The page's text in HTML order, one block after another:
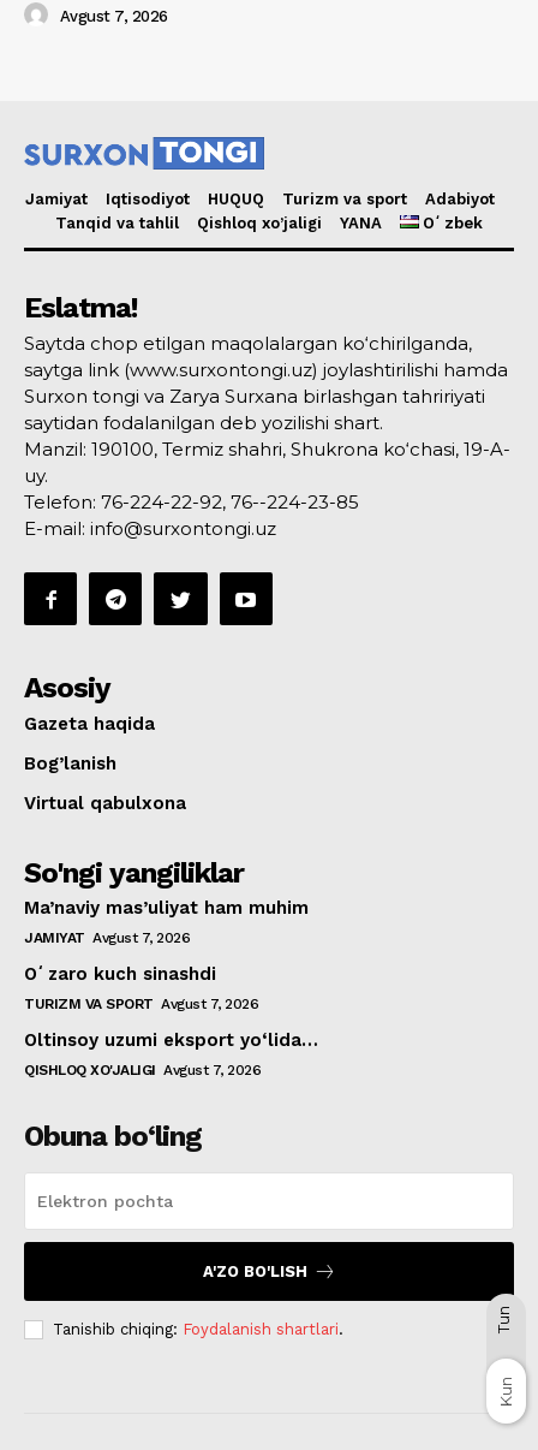
Avgust 7, 2026
Jamiyat Iqtisodiyot HUQUQ Turizm va sport
Adabiyot
Tanqid va tahlil
Qishloq xo’jaligi YANA Oʻzbek
Eslatma!
Saytda chop etilgan maqolalargan ko‘chirilganda,
saytga link (www.surxontongi.uz) joylashtirilishi hamda
Surxon tongi va Zarya Surxana birlashgan tahririyati
saytidan fodalanilgan deb yozilishi shart.
Manzil: 190100, Termiz shahri, Shukrona ko‘chasi, 19-A-
uy.
Telefon: 76-224-22-92, 76--224-23-85
E-mail: info@surxontongi.uz
Asosiy
Gazeta haqida
Bog’lanish
Virtual qabulxona
So'ngi yangiliklar
Ma’naviy mas’uliyat ham muhim
JAMIYAT Avgust 7, 2026
Oʻzaro kuch sinashdi
TURIZM VA SPORT Avgust 7, 2026
Oltinsoy uzumi eksport yo‘lida…
QISHLOQ XO'JALIGI Avgust 7, 2026
Obuna bo‘ling
A'ZO BO'LISH
Tanishib chiqing: Foydalanish shartlari.
Kun
Kun
Tun